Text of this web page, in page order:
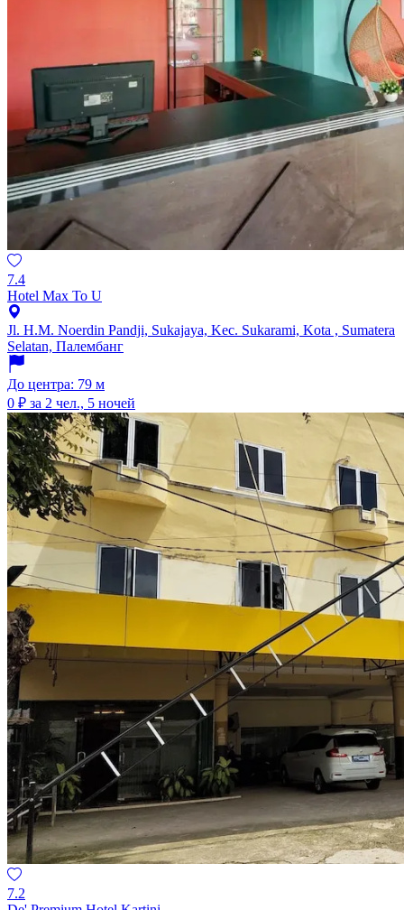
7.4
Hotel Max To U
Jl. H.M. Noerdin Pandji, Sukajaya, Kec. Sukarami, Kota , Sumatera
Selatan, Палембанг
До центра: 79 м
0 ₽ за 2 чел., 5 ночей
7.2